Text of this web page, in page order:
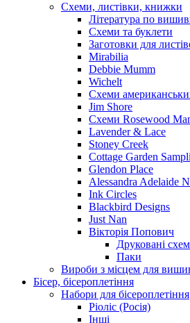
Схеми, листівки, книжки
Література по
Схеми та буклети
Заготовки для
Mirabilia
Debbie Mumm
Wichelt
Схеми
Jim Shore
Cхеми Rosewood
Lavender & Lace
Stoney Creek
Cottage Garden
Glendon Place
Alessandra Adelaide
Ink Circles
Blackbird Designs
Just Nan
Вікторія Попович
Друковані
Паки
Вироби з місцем для
Бісер, бісероплетіння
Набори для бісероплетіння
Ріоліс (Росія)
Інші